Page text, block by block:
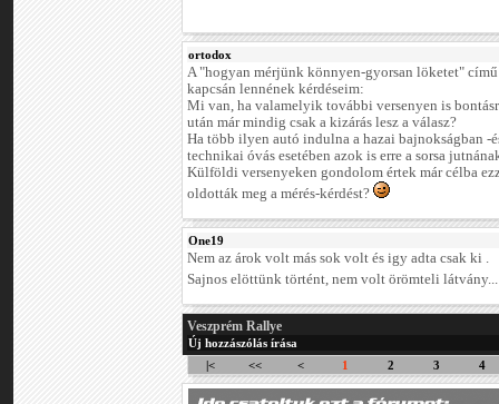
ortodox
A "hogyan mérjünk könnyen-gyorsan löketet"
kapcsán lennének kérdéseim:
Mi van, ha valamelyik további versenyen is
után már mindig csak a kizárás lesz a válasz?
Ha több ilyen autó indulna a hazai bajnokságban -
technikai óvás esetében azok is erre a sorsa
Külföldi versenyeken gondolom értek már célba
oldották meg a mérés-kérdést?
One19
Nem az árok volt más sok volt és igy adta csak ki .
Sajnos elöttünk történt, nem volt örömteli
Veszprém Rallye
Új hozzászólás írása
|<
<< < 1 2 3 4